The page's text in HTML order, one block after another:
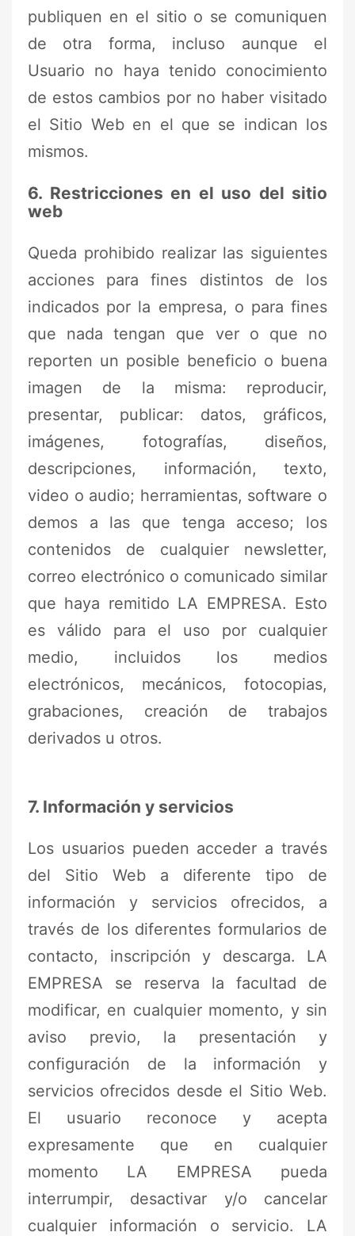
publiquen en el sitio o se comuniquen
de otra forma, incluso aunque el
Usuario no haya tenido conocimiento
de estos cambios por no haber visitado
el Sitio Web en el que se indican los
mismos.
6. Restricciones en el uso del sitio
web
Queda prohibido realizar las siguientes
acciones para fines distintos de los
indicados por la empresa, o para fines
que nada tengan que ver o que no
reporten un posible beneficio o buena
imagen de la misma: reproducir,
presentar, publicar: datos, gráficos,
imágenes, fotografías, diseños,
descripciones, información, texto,
video o audio; herramientas, software o
demos a las que tenga acceso; los
contenidos de cualquier newsletter,
correo electrónico o comunicado similar
que haya remitido LA EMPRESA. Esto
es válido para el uso por cualquier
medio, incluidos los medios
electrónicos, mecánicos, fotocopias,
grabaciones, creación de trabajos
derivados u otros.
7. Información y servicios
Los usuarios pueden acceder a través
del Sitio Web a diferente tipo de
información y servicios ofrecidos, a
través de los diferentes formularios de
contacto, inscripción y descarga. LA
EMPRESA se reserva la facultad de
modificar, en cualquier momento, y sin
aviso previo, la presentación y
configuración de la información y
servicios ofrecidos desde el Sitio Web.
El usuario reconoce y acepta
expresamente que en cualquier
momento LA EMPRESA pueda
interrumpir, desactivar y/o cancelar
cualquier información o servicio. LA